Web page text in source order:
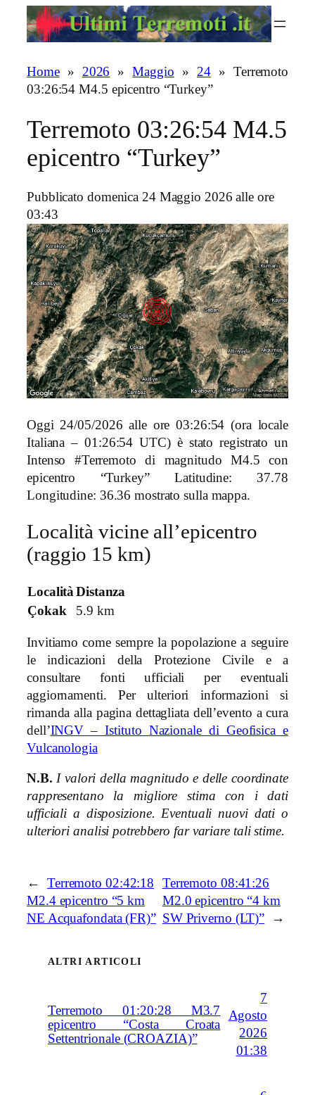
Home» 2026 »Maggio » 24» Terremoto
03:26:54 M4.5 epicentro “Turkey”
Terremoto 03:26:54 M4.5
epicentro “Turkey”
Pubblicato domenica 24 Maggio 2026 alle ore
03:43
Oggi 24/05/2026 alle ore 03:26:54 (ora locale
Italiana – 01:26:54 UTC) è stato registrato un
Intenso #Terremoto di magnitudo M4.5 con
epicentro “Turkey” Latitudine: 37.78
Longitudine: 36.36 mostrato sulla mappa.
Località vicine all’epicentro
(raggio 15 km)
LocalitàDistanza
Çokak
5.9 km
Invitiamo come sempre la popolazione a seguire
le indicazioni della Protezione Civile e a
consultare fonti ufficiali per eventuali
aggiornamenti. Per ulteriori informazioni si
rimanda alla pagina dettagliata dell’evento a cura
dell’INGV – Istituto Nazionale di Geofisica e
Vulcanologia
N.B. I valori della magnitudo e delle coordinate
rappresentano la migliore stima con i dati
ufficiali a disposizione. Eventuali nuovi dati o
ulteriori analisi potrebbero far variare tali stime.
←
Terremoto 02:42:18
M2.4 epicentro “5 km
NE Acquafondata (FR)”
Terremoto 08:41:26
M2.0 epicentro “4 km
SW Priverno (LT)”
→
ALTRI ARTICOLI
Terremoto 01:20:28 M3.7
epicentro “Costa Croata
Settentrionale (CROAZIA)”
7
Agosto
2026
01:38